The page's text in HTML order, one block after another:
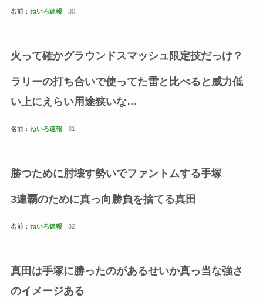
名前： ねいろ速報 30
火って確かグラウンドスマッシュ限定技だっけ？
ラリーの打ち合いで使ってた雷と比べると威力低
い上にえらい用途狭いな…
名前： ねいろ速報 31
勝つために肘壊す勢いでファントムする手塚
3連覇のために真っ向勝負を捨てる真田
名前： ねいろ速報 32
真田は手塚に勝ったのがあるせいか真っ当な強さ
のイメージある